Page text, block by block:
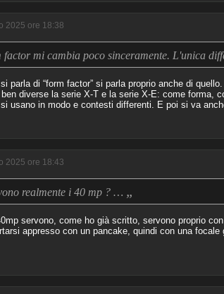
2025 ore 18:38
factor mi cambia poco sinceramente. L'unica
parla di “form factor” si parla proprio anche di quello.
diverse la serie X-T e la serie X-E: come forma,
usano in modo e contesti differenti. E poi si va
2025 ore 18:43
realmente i 40 mp ? … „
servono, come ho già scritto, servono proprio
appresso con un pancake, quindi con una